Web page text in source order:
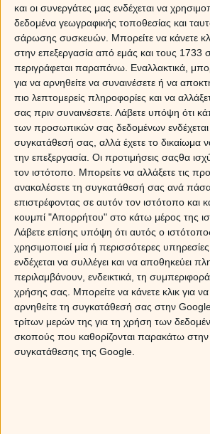
και οι συνεργάτες μας ενδέχεται να
δεδομένα γεωγραφικής τοποθεσίας και
σάρωσης συσκευών. Μπορείτε να κάνετε
στην επεξεργασία από εμάς και τους 1733
περιγράφεται παραπάνω. Εναλλακτικά,
για να αρνηθείτε να συναινέσετε ή να
πιο λεπτομερείς πληροφορίες και να
σας πριν συναινέσετε. Λάβετε υπόψη ότι
των προσωπικών σας δεδομένων ενδέχεται
συγκατάθεσή σας, αλλά έχετε το δικαίωμα
την επεξεργασία. Οι προτιμήσεις σαςθα
τον ιστότοπο. Μπορείτε να αλλάξετε τις
ανακαλέσετε τη συγκατάθεσή σας ανά
επιστρέφοντας σε αυτόν τον ιστότοπο και
κουμπί "Απορρήτου" στο κάτω μέρος της
Λάβετε επίσης υπόψη ότι αυτός ο
χρησιμοποιεί μία ή περισσότερες
ενδέχεται να συλλέγει και να αποθηκεύει
περιλαμβάνουν, ενδεικτικά, τη
χρήσης σας. Μπορείτε να κάνετε κλικ για
αρνηθείτε τη συγκατάθεσή σας στην Google
τρίτων μερών της για τη χρήση των
σκοπούς που καθορίζονται παρακάτω στην
συγκατάθεσης της Google.
τον Κρόνο στις 13 Δεκεμβρίου.
πλανητική συγκυρία, μια «όαση»
όλοι μας πρέπει να την
αποκομίσουμε κέρδη.
Ερμής τρίγωνο Ουρανός
Παραδοσιακός πλανήτης της
εναρμονίζεται με τον Ουρανό στις
φέρνει απροσδόκητα καλές ειδήσεις
και ευκαιρίες. Καθώς ο πρώτος θα
και ο δεύτερος στον Κριό, το
ξαφνικού και του απρόσμενου
αποδέκτες της εύνοιας αυτού του
ζώδια της Φωτιάς (Κριοί, Λέοντες,
(Δίδυμοι, Ζυγοί, Υδροχόοι) .
Δίας τρίγωνο Κρόνος
Πρόκειται ίσως για την πιο
καθώς σε αυτή συμμετέχουν οι
«κοινωνικοί» πλανήτες, ο Δίας και ο
έχουμε να κάνουμε με τους δύο